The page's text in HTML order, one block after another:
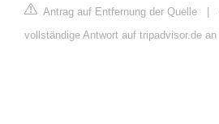
Antrag auf Entfernung der Quelle |
vollständige Antwort auf tripadvisor.de an